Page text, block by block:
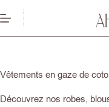
Passer
au
Vêtements en gaze de
Découvrez nos robes,